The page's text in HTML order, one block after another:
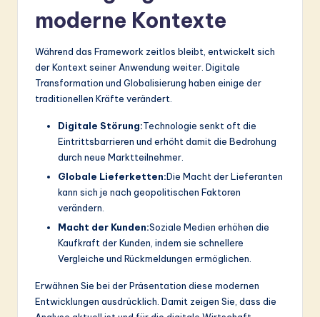
moderne Kontexte
Während das Framework zeitlos bleibt, entwickelt sich
der Kontext seiner Anwendung weiter. Digitale
Transformation und Globalisierung haben einige der
traditionellen Kräfte verändert.
Digitale Störung:Technologie senkt oft die
Eintrittsbarrieren und erhöht damit die Bedrohung
durch neue Marktteilnehmer.
Globale Lieferketten:Die Macht der Lieferanten
kann sich je nach geopolitischen Faktoren
verändern.
Macht der Kunden:Soziale Medien erhöhen die
Kaufkraft der Kunden, indem sie schnellere
Vergleiche und Rückmeldungen ermöglichen.
Erwähnen Sie bei der Präsentation diese modernen
Entwicklungen ausdrücklich. Damit zeigen Sie, dass die